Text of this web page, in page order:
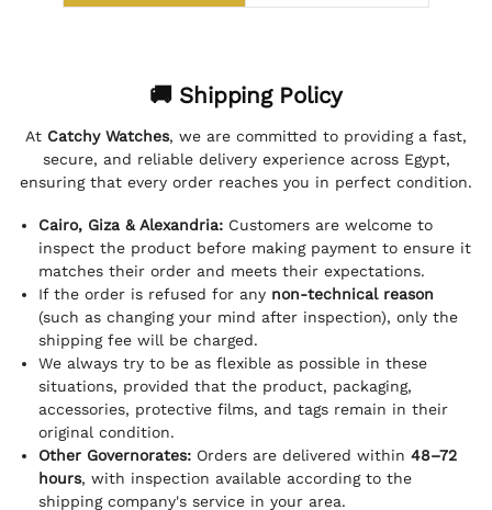
🚚 Shipping Policy
At Catchy Watches, we are committed to providing a fast,
secure, and reliable delivery experience across Egypt,
ensuring that every order reaches you in perfect condition.
Cairo, Giza & Alexandria: Customers are welcome to
inspect the product before making payment to ensure it
matches their order and meets their expectations.
If the order is refused for any non-technical reason
(such as changing your mind after inspection), only the
shipping fee will be charged.
We always try to be as flexible as possible in these
situations, provided that the product, packaging,
accessories, protective films, and tags remain in their
original condition.
Other Governorates: Orders are delivered within 48–72
hours, with inspection available according to the
shipping company's service in your area.